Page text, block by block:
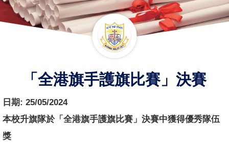
「全港旗手護旗比賽」決賽
日期: 25/05/2024
本校升旗隊於「全港旗手護旗比賽」決賽中獲得優秀隊伍
獎